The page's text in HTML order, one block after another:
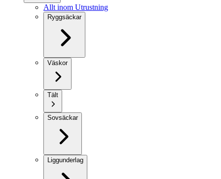
Allt inom Utrustning
Ryggsäckar
Väskor
Tält
Sovsäckar
Liggunderlag